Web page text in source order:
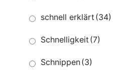
schnell erklärt (34)
Schnelligkeit (7)
Schnippen(3)